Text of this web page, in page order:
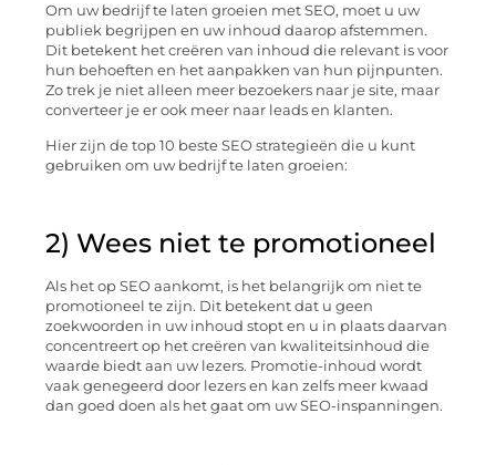
Om uw bedrijf te laten groeien met SEO, moet u uw
publiek begrijpen en uw inhoud daarop afstemmen.
Dit betekent het creëren van inhoud die relevant is voor
hun behoeften en het aanpakken van hun pijnpunten.
Zo trek je niet alleen meer bezoekers naar je site, maar
converteer je er ook meer naar leads en klanten.
Hier zijn de top 10 beste SEO strategieën die u kunt
gebruiken om uw bedrijf te laten groeien:
2) Wees niet te promotioneel
Als het op SEO aankomt, is het belangrijk om niet te
promotioneel te zijn. Dit betekent dat u geen
zoekwoorden in uw inhoud stopt en u in plaats daarvan
concentreert op het creëren van kwaliteitsinhoud die
waarde biedt aan uw lezers. Promotie-inhoud wordt
vaak genegeerd door lezers en kan zelfs meer kwaad
dan goed doen als het gaat om uw SEO-inspanningen.